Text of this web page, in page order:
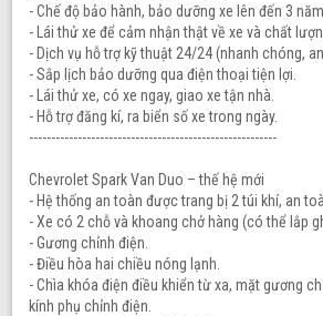
- Chế độ bảo hành, bảo dưỡng xe lên đến 3
- Lái thử xe để cảm nhận thật về xe và chất
- Dịch vụ hỗ trợ kỹ thuật 24/24 (nhanh chóng,
- Sắp lịch bảo dưỡng qua điện thoại tiện lợi.
- Lái thử xe, có xe ngay, giao xe tận nhà.
- Hỗ trợ đăng kí, ra biển số xe trong ngày.
--------------------------------------------------------
Chevrolet Spark Van Duo – thế hệ mới
- Hệ thống an toàn được trang bị 2 túi khí, an
- Xe có 2 chỗ và khoang chở hàng (có thể lắp
- Gương chỉnh điện.
- Điều hòa hai chiều nóng lạnh.
- Chìa khóa điện điều khiển từ xa, mặt gương
kính phụ chỉnh điện.